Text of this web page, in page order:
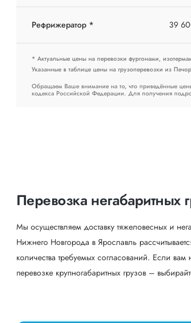
Рефрижератор * 39
* Актуальные цены на перевозки фургонами,
Указанные в таблице цены на грузоперевозки из
Обращаем Ваше внимание на то, что приведённые
кодекса Российской Федерации. Для получения
Перевозка
Мы осуществляем доставку тяжеловесных и
Нижнего Новгорода в Ярославль
количества требуемых согласований. Если
перевозке крупногабаритных грузов –